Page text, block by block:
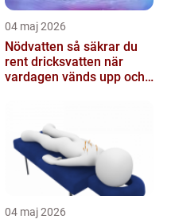
04 maj 2026
Nödvatten så säkrar du
rent dricksvatten när
vardagen vänds upp och
04 maj 2026